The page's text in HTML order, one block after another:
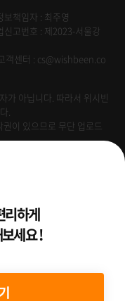
보책임자 : 최주영
신고번호 : 제2023-서울강
객센터 : cs@wishbeen.co
가 아닙니다. 따라서 위시빈
.
이 있으므로 무단 업로드
리하게
세요 !